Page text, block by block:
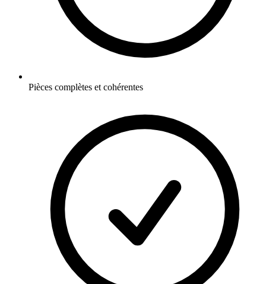
Pièces complètes et cohérentes